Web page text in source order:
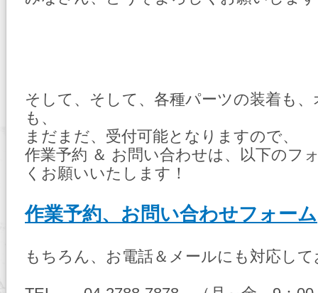
そして、そして、各種パーツの装着も
も、
まだまだ、受付可能となりますので、
作業予約 ＆ お問い合わせは、以下のフ
くお願いいたします！
作業予約、お問い合わせフォーム
もちろん、お電話＆メールにも対応し